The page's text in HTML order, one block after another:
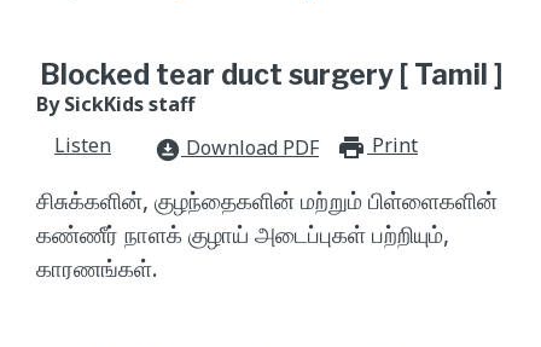
Blocked tear duct surgery [ Tamil ]
By SickKids staff
Listen
download_for_offline Download PDF Print
சிசுக்களின், குழந்தைகளின் மற்றும் பிள்ளைகளின்
கண்ணீர் நாளக் குழாய் அடைப்புகள் பற்றியும்,
காரணங்கள்.